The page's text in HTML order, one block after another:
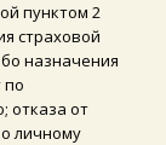
пунктом 2
страховой
назначения
по
отказа от
личному